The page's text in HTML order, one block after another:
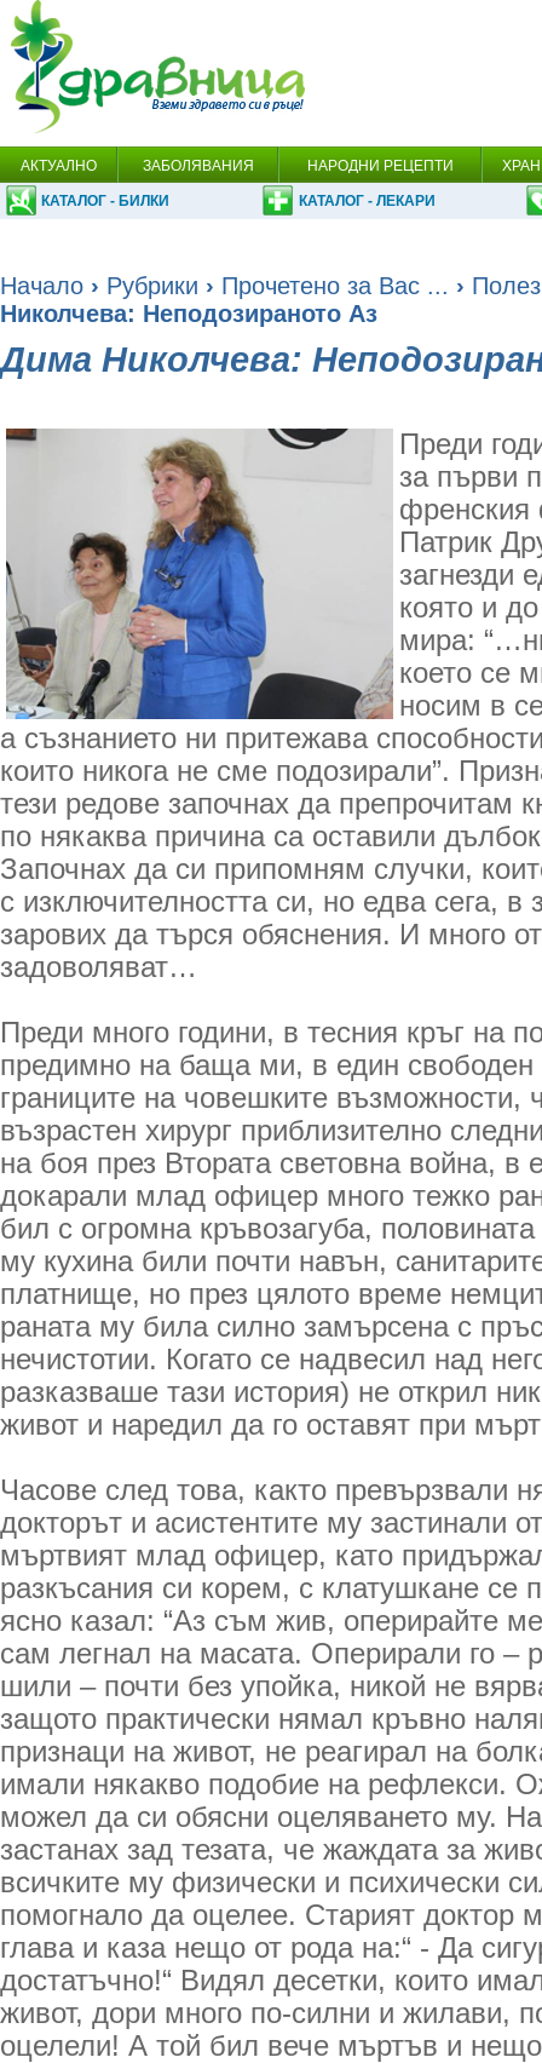
АКТУАЛНО ЗАБОЛЯВАНИЯ НАРОДНИ РЕЦЕПТИ
КАТАЛОГ - БИЛКИ КАТАЛОГ - ЛЕКАРИ
Начало › Рубрики › Прочетено за Вас ... ›
Николчева: Неподозираното Аз
Дима Николчева:
Преди
за първи
френския
Патрик
загнезди
която и
мира:
което се
носим в
а съзнанието ни притежава
които никога не сме подозирали”.
тези редове започнах да препрочитам
по някаква причина са оставили
Започнах да си припомням случки,
с изключителността си, но едва сега, в
зарових да търся обяснения. И много
задоволяват…
Преди много години, в тесния кръг на
предимно на баща ми, в един свободен
границите на човешките възможности,
възрастен хирург приблизително
на боя през Втората световна война, в
докарали млад офицер много тежко
бил с огромна кръвозагуба,
му кухина били почти навън,
платнище, но през цялото време
раната му била силно замърсена с
нечистотии. Когато се надвесил над
разказваше тази история) не открил
живот и наредил да го оставят при
Часове след това, както превързвали
докторът и асистентите му застинали
мъртвият млад офицер, като
разкъсания си корем, с клатушкане се
ясно казал: “Аз съм жив, оперирайте
сам легнал на масата. Оперирали го –
шили – почти без упойка, никой не
защото практически нямал кръвно
признаци на живот, не реагирал на
имали някакво подобие на рефлекси.
можел да си обясни оцеляването му.
застанах зад тезата, че жаждата за
всичките му физически и психически
помогнало да оцелее. Старият доктор
глава и каза нещо от рода на:“ - Да
достатъчно!“ Видял десетки, които
живот, дори много по-силни и жилави,
оцелели! А той бил вече мъртъв и